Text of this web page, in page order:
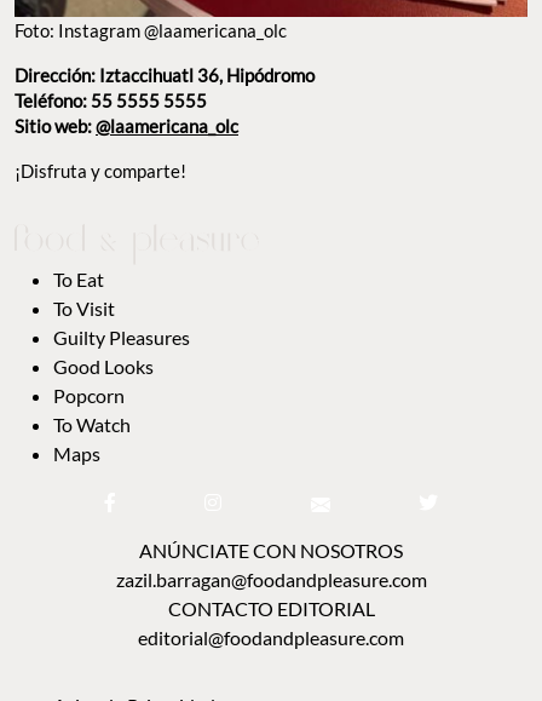
Foto: Instagram @laamericana_olc
Dirección: Iztaccihuatl 36, Hipódromo
Teléfono: 55 5555 5555
Sitio web:@laamericana_olc
¡Disfruta y comparte!
To Eat
To Visit
Guilty Pleasures
Good Looks
Popcorn
To Watch
Maps
ANÚNCIATE CON NOSOTROS
zazil.barragan@foodandpleasure.com
CONTACTO EDITORIAL
editorial@foodandpleasure.com